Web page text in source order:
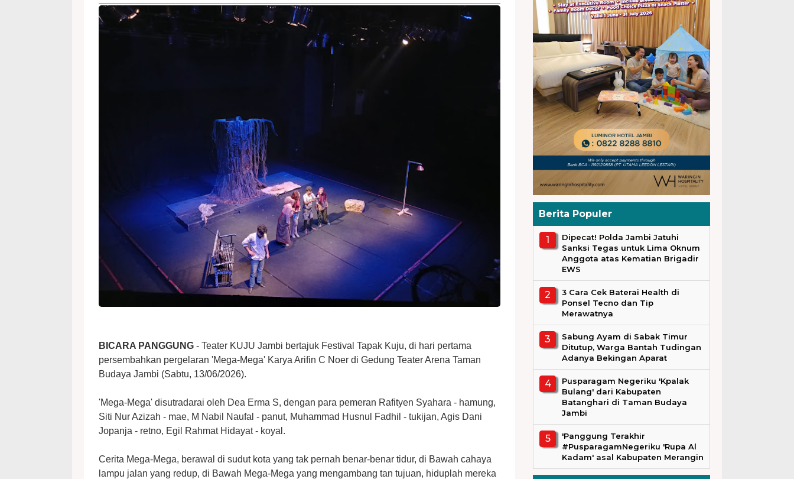
BICARA PANGGUNG - Teater KUJU Jambi bertajuk Festival Tapak Kuju, di hari pertama
persembahkan pergelaran 'Mega-Mega' Karya Arifin C Noer di Gedung Teater Arena Taman
Budaya Jambi (Sabtu, 13/06/2026).
'Mega-Mega' disutradarai oleh Dea Erma S, dengan para pemeran Rafityen Syahara - hamung,
Siti Nur Azizah - mae, M Nabil Naufal - panut, Muhammad Husnul Fadhil - tukijan, Agis Dani
Jopanja - retno, Egil Rahmat Hidayat - koyal.
Cerita Mega-Mega, berawal di sudut kota yang tak pernah benar-benar tidur, di Bawah cahaya
lampu jalan yang redup, di Bawah Mega-Mega yang mengambang tan tujuan, hiduplah mereka
Berita Populer
Dipecat! Polda Jambi Jatuhi
Sanksi Tegas untuk Lima Oknum
Anggota atas Kematian Brigadir
EWS
3 Cara Cek Baterai Health di
Ponsel Tecno dan Tip
Merawatnya
Sabung Ayam di Sabak Timur
Ditutup, Warga Bantah Tudingan
Adanya Bekingan Aparat
Pusparagam Negeriku 'Kpalak
Bulang' dari Kabupaten
Batanghari di Taman Budaya
Jambi
'Panggung Terakhir
#PusparagamNegeriku 'Rupa Al
Kadam' asal Kabupaten Merangin